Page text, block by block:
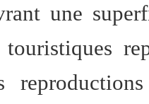
une
touristiques